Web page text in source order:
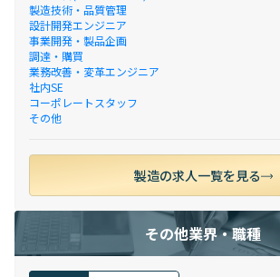
製造技術・品質管理
設計開発エンジニア
事業開発・製品企画
調達・購買
業務改善・変革エンジニア
社内SE
コーポレートスタッフ
その他
製造の求人一覧を見る
その他業界・職種